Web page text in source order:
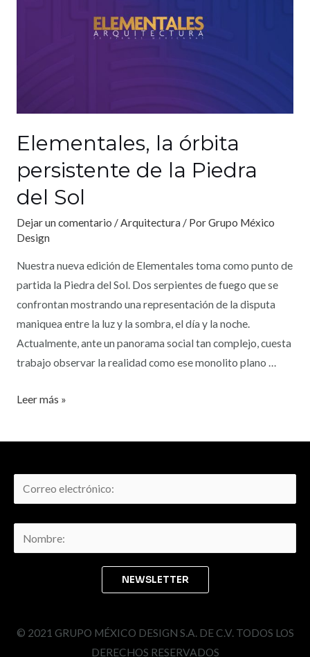
Elementales, la órbita
persistente de la Piedra
del Sol
Dejar un comentario /Arquitectura / PorGrupo México
Design
Nuestra nueva edición de Elementales toma como punto de
partida la Piedra del Sol. Dos serpientes de fuego que se
confrontan mostrando una representación de la disputa
maniquea entre la luz y la sombra, el día y la noche.
Actualmente, ante un panorama social tan complejo, cuesta
trabajo observar la realidad como ese monolito plano …
Leer más »
© 2021 GRUPO MÉXICO DESIGN S.A. DE C.V. TODOS LOS
DERECHOS RESERVADOS